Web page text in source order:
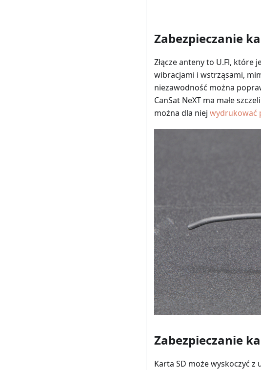
Zabezpieczanie
Złącze anteny to U.Fl, które
wibracjami i wstrząsami,
niezawodność można
CanSat NeXT ma małe
można dla niej wydrukować
Zabezpieczanie
Karta SD może wyskoczyć